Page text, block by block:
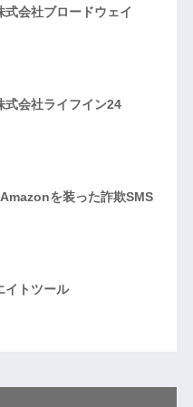
会社ブロードウェイ
会社ライフイン24
を装った詐欺SMS
トツール